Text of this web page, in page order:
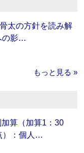
太の方針を読み解
の影…
もっと見る »
加算（加算1：30
）：個人…